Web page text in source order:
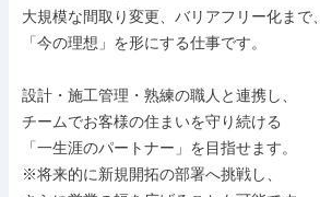
大規模な間取り変更、バリアフリー化まで、
「今の理想」を形にする仕事です。
設計・施工管理・熟練の職人と連携し、
チームでお客様の住まいを守り続ける
「一生涯のパートナー」を目指せます。
※将来的に新規開拓の部署へ挑戦し、